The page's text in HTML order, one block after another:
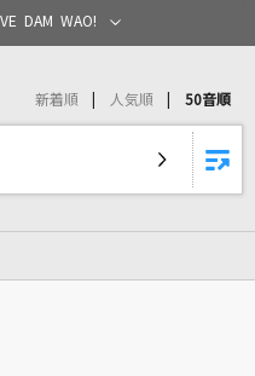
エスト
いる曲の一覧
DAM WAO!
新着順 人気順 50音順